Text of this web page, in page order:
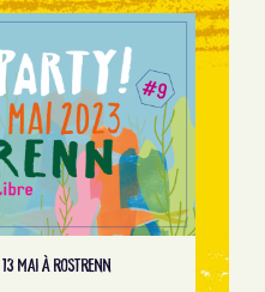
MAI À ROSTRENN